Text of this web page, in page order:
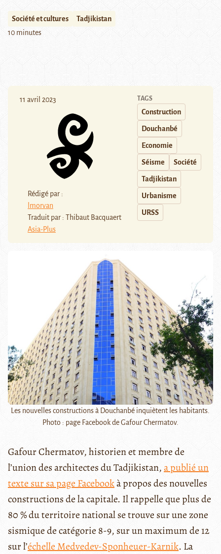
Société et cultures
Tadjikistan
10 minutes
11 avril 2023
Rédigé par :
lmorvan
Traduit par : Thibaut Bacquaert
Asia-Plus
TAGS
Construction
Douchanbé
Economie
Séisme Société
Tadjikistan
Urbanisme
URSS
Les nouvelles constructions à Douchanbé inquiètent les habitants.
Photo : page Facebook de Gafour Chermatov.
Gafour Chermatov, historien et membre de
l’union des architectes du Tadjikistan,a publié un
texte sur sa page Facebookà propos des nouvelles
constructions de la capitale. Il rappelle que plus de
80 % du territoire national se trouve sur une zone
sismique de catégorie 8-9, sur un maximum de 12
sur l’échelle Medvedev-Sponheuer-Karnik. La